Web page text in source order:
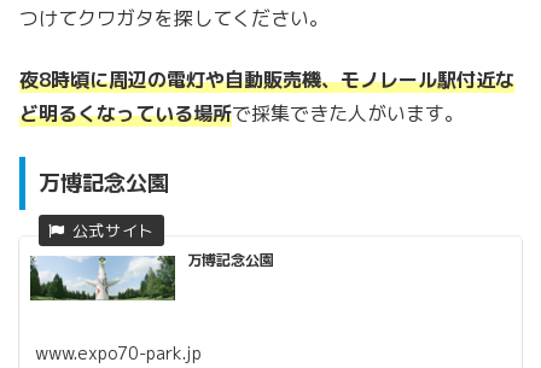
つけてクワガタを探してください。
夜8時頃に周辺の電灯や自動販売機、モノレール駅付近な
ど明るくなっている場所で採集できた人がいます。
万博記念公園
万博記念公園
www.expo70-park.jp